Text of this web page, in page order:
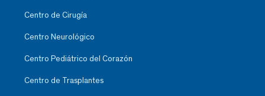
Centro de Cirugía
Centro Neurológico
Centro Pediátrico del Corazón
Centro de Trasplantes